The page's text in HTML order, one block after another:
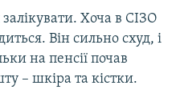
Хоча в СІЗО
Він сильно схуд, і
на пенсії почав
– шкіра та кістки.